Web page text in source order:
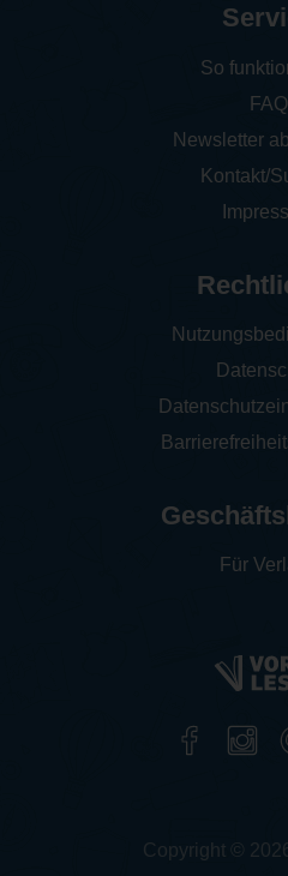
So
FAQ
Newsletter
Kontakt/
Für
Copyright ©